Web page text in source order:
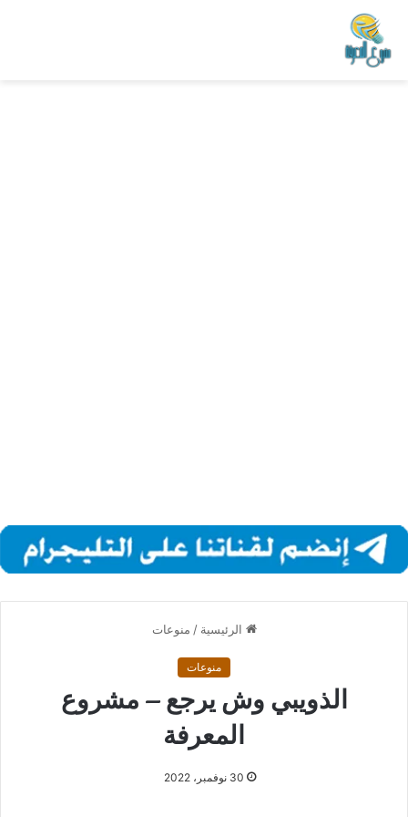
الرئيسية / منوعات
منوعات
الذويبي وش يرجع – مشروع
المعرفة
30 نوفمبر، 2022